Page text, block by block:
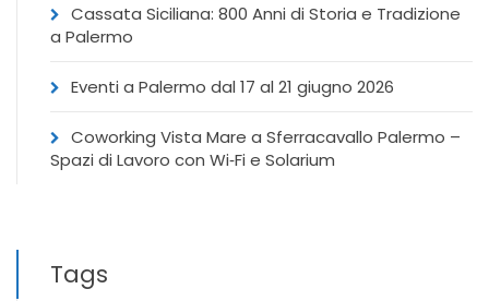
Cassata Siciliana: 800 Anni di Storia e Tradizione
a Palermo
Eventi a Palermo dal 17 al 21 giugno 2026
Coworking Vista Mare a Sferracavallo Palermo –
Spazi di Lavoro con Wi‑Fi e Solarium
Tags